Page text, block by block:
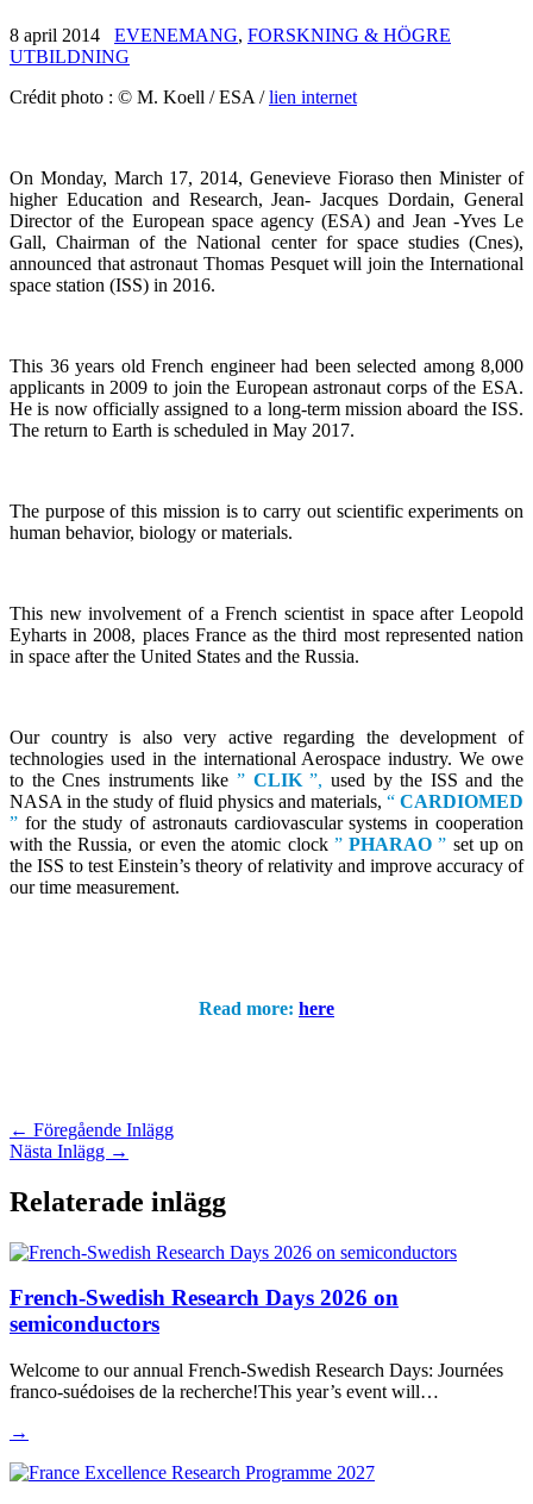
8 april 2014 EVENEMANG, FORSKNING & HÖGRE
UTBILDNING
Crédit photo : © M. Koell / ESA /lien internet
On Monday, March 17, 2014, Genevieve Fioraso then Minister of
higher Education and Research, Jean- Jacques Dordain, General
Director of the European space agency (ESA) and Jean -Yves Le
Gall, Chairman of the National center for space studies (Cnes),
announced that astronaut Thomas Pesquet will join the International
space station (ISS) in 2016.
This 36 years old French engineer had been selected among 8,000
applicants in 2009 to join the European astronaut corps of the ESA.
He is now officially assigned to a long-term mission aboard the ISS.
The return to Earth is scheduled in May 2017.
The purpose of this mission is to carry out scientific experiments on
human behavior, biology or materials.
This new involvement of a French scientist in space after Leopold
Eyharts in 2008, places France as the third most represented nation
in space after the United States and the Russia.
Our country is also very active regarding the development of
technologies used in the international Aerospace industry. We owe
to the Cnes instruments like ” CLIK”, used by the ISS and the
NASA in the study of fluid physics and materials, “ CARDIOMED
” for the study of astronauts cardiovascular systems in cooperation
with the Russia, or even the atomic clock ”PHARAO ” set up on
the ISS to test Einstein’s theory of relativity and improve accuracy of
our time measurement.
Read more: here
← Föregående Inlägg
Nästa Inlägg →
Relaterade inlägg
French-Swedish Research Days 2026 on
semiconductors
Welcome to our annual French-Swedish Research Days: Journées
franco-suédoises de la recherche!This year’s event will…
→